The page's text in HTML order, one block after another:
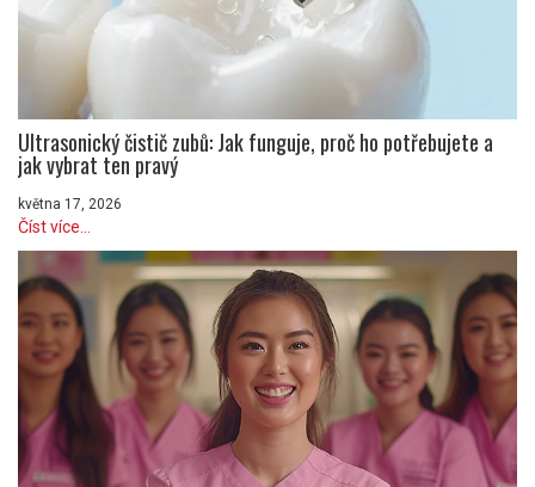
Ultrasonický čistič zubů: Jak funguje, proč ho potřebujete a
jak vybrat ten pravý
května 17, 2026
Číst více...